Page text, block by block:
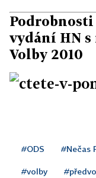
vydání HN
Volby 2010
#ODS #Nečas
#volby